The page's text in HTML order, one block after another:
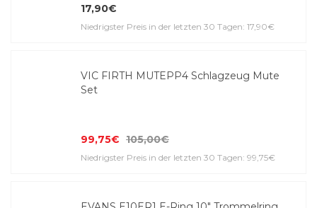
17,90€
Niedrigster Preis in der letzten 30 Tagen: 17,90€
VIC FIRTH MUTEPP4 Schlagzeug Mute
Set
99,75€ 105,00€
Niedrigster Preis in der letzten 30 Tagen: 99,75€